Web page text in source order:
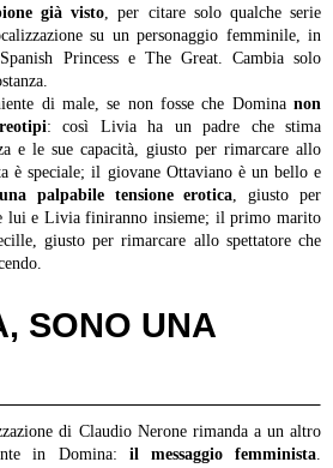
già visto , per citare solo qualche serie
su un personaggio femminile, in
Princess e The Great. Cambia solo
di male, se non fosse che Domina non
: così Livia ha un padre che stima
e le sue capacità, giusto per rimarcare allo
è speciale; il giovane Ottaviano è un bello e
una palpabile tensione erotica , giusto per
lui e Livia finiranno insieme; il primo marito
giusto per rimarcare allo spettatore che
SONO UNA
di Claudio Nerone rimanda a un altro
in Domina: il messaggio femminista